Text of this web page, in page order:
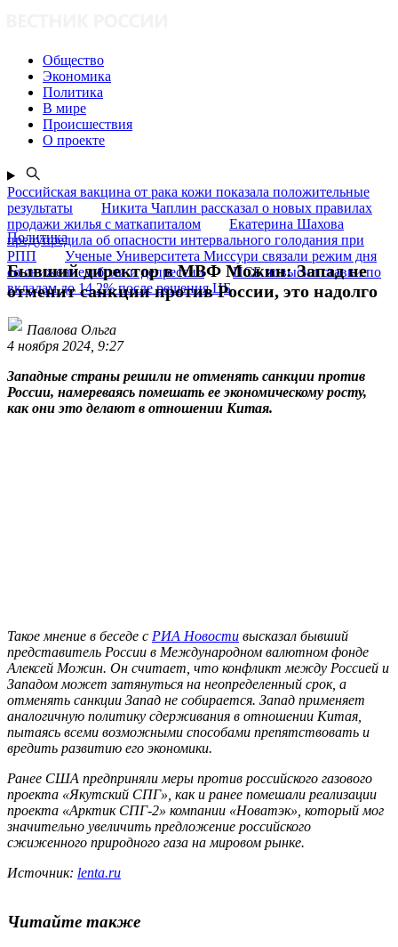
Общество
Экономика
Политика
В мире
Происшествия
О проекте
Российская вакцина от рака кожи показала положительные
результаты
Никита Чаплин рассказал о новых правилах
продажи жилья с маткапиталом
Екатерина Шахова
предупредила об опасности интервального голодания при
РПП
Ученые Университета Миссури связали режим дня
со снижением боли и депрессии
ПСБ повысил ставки по
вкладам до 14,2% после решения ЦБ
Политика
Бывший директор в МВФ Можин: Запад не
отменит санкции против России, это надолго
Павлова Ольга
4 ноября 2024, 9:27
Западные страны решили не отменять санкции против
России, намереваясь помешать ее экономическому росту,
как они это делают в отношении Китая.
Такое мнение в беседе с РИА Новости высказал бывший
представитель России в Международном валютном фонде
Алексей Можин. Он считает, что конфликт между Россией и
Западом может затянуться на неопределенный срок, а
отменять санкции Запад не собирается. Запад применяет
аналогичную политику сдерживания в отношении Китая,
пытаясь всеми возможными способами препятствовать и
вредить развитию его экономики.
Ранее США предприняли меры против российского газового
проекта «Якутский СПГ», как и ранее помешали реализации
проекта «Арктик СПГ-2» компании «Новатэк», который мог
значительно увеличить предложение российского
сжиженного природного газа на мировом рынке.
Источник: lenta.ru
Читайте также